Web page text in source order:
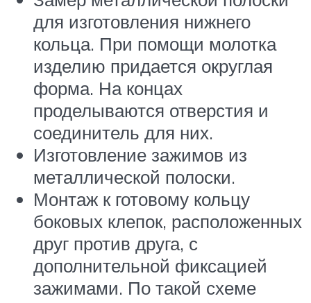
для изготовления нижнего
кольца. При помощи молотка
изделию придается округлая
форма. На концах
проделываются отверстия и
соединитель для них.
Изготовление зажимов из
металлической полоски.
Монтаж к готовому кольцу
боковых клепок, расположенных
друг против друга, с
дополнительной фиксацией
зажимами. По такой схеме